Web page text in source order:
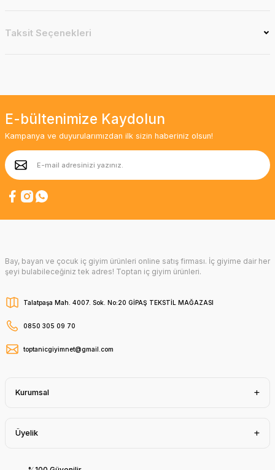
Taksit Seçenekleri
E-bültenimize Kaydolun
Kampanya ve duyurularımızdan ilk sizin haberiniz olsun!
Bay, bayan ve çocuk iç giyim ürünleri online satış firması. İç giyime dair her
şeyi bulabileceğiniz tek adres! Toptan iç giyim ürünleri.
Talatpaşa Mah. 4007. Sok. No:20 GİPAŞ TEKSTİL MAĞAZASI
0850 305 09 70
toptanicgiyimnet@gmail.com
Kurumsal
Üyelik